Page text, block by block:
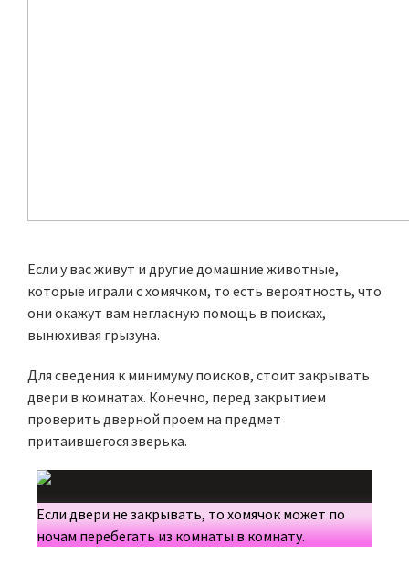
Если у вас живут и другие домашние животные,
которые играли с хомячком, то есть вероятность, что
они окажут вам негласную помощь в поисках,
вынюхивая грызуна.
Для сведения к минимуму поисков, стоит закрывать
двери в комнатах. Конечно, перед закрытием
проверить дверной проем на предмет
притаившегося зверька.
Если двери не закрывать, то хомячок может по
ночам перебегать из комнаты в комнату.